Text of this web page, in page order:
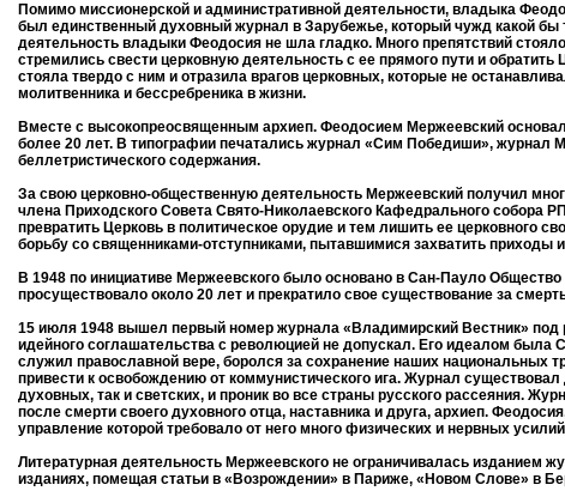
Помимо миссионерской и административной деятельности, владыка
был единственный духовный журнал в Зарубежье, который чужд какой
деятельность владыки Феодосия не шла гладко. Много препятствий
стремились свести церковную деятельность с ее прямого пути и
стояла твердо с ним и отразила врагов церковных, которые не
молитвенника и бессребреника в жизни.
Вместе с высокопреосвященным архиеп. Феодосием Мержеевский
более 20 лет. В типографии печатались журнал «Сим Победиши», журнал
беллетристического содержания.
За свою церковно-общественную деятельность Мержеевский получил
члена Приходского Совета Свято-Николаевского Кафедрального
превратить Церковь в политическое орудие и тем лишить ее церковного
борьбу со священниками-отступниками, пытавшимися захватить приходы
В 1948 по инициативе Мержеевского было основано в Сан-Пауло
просуществовало около 20 лет и прекратило свое существование за
15 июля 1948 вышел первый номер журнала «Владимирский Вестник» под
идейного соглашательства с революцией не допускал. Его идеалом
служил православной вере, боролся за сохранение наших национальных
привести к освобождению от коммунистического ига. Журнал
духовных, так и светских, и проник во все страны русского рассеяния.
после смерти своего духовного отца, наставника и друга, архиеп.
управление которой требовало от него много физических и нервных
Литературная деятельность Мержеевского не ограничивалась изданием
изданиях, помещая статьи в «Возрождении» в Париже, «Новом Слове» в